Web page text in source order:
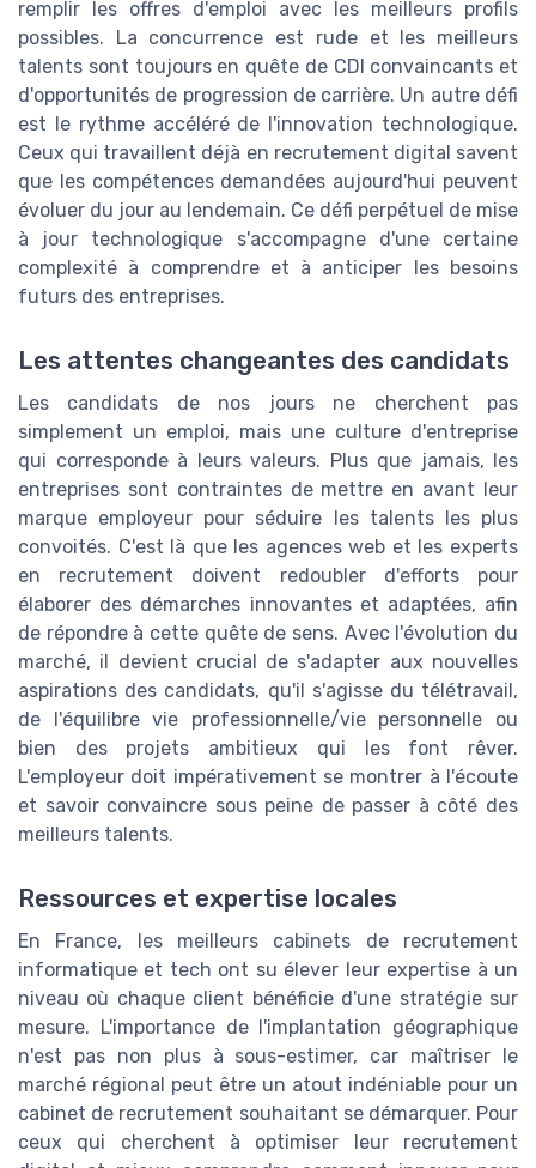
remplir les offres d'emploi avec les meilleurs profils
possibles. La concurrence est rude et les meilleurs
talents sont toujours en quête de CDI convaincants et
d'opportunités de progression de carrière. Un autre défi
est le rythme accéléré de l'innovation technologique.
Ceux qui travaillent déjà en recrutement digital savent
que les compétences demandées aujourd'hui peuvent
évoluer du jour au lendemain. Ce défi perpétuel de mise
à jour technologique s'accompagne d'une certaine
complexité à comprendre et à anticiper les besoins
futurs des entreprises.
Les attentes changeantes des candidats
Les candidats de nos jours ne cherchent pas
simplement un emploi, mais une culture d'entreprise
qui corresponde à leurs valeurs. Plus que jamais, les
entreprises sont contraintes de mettre en avant leur
marque employeur pour séduire les talents les plus
convoités. C'est là que les agences web et les experts
en recrutement doivent redoubler d'efforts pour
élaborer des démarches innovantes et adaptées, afin
de répondre à cette quête de sens. Avec l'évolution du
marché, il devient crucial de s'adapter aux nouvelles
aspirations des candidats, qu'il s'agisse du télétravail,
de l'équilibre vie professionnelle/vie personnelle ou
bien des projets ambitieux qui les font rêver.
L'employeur doit impérativement se montrer à l'écoute
et savoir convaincre sous peine de passer à côté des
meilleurs talents.
Ressources et expertise locales
En France, les meilleurs cabinets de recrutement
informatique et tech ont su élever leur expertise à un
niveau où chaque client bénéficie d'une stratégie sur
mesure. L'importance de l'implantation géographique
n'est pas non plus à sous-estimer, car maîtriser le
marché régional peut être un atout indéniable pour un
cabinet de recrutement souhaitant se démarquer. Pour
ceux qui cherchent à optimiser leur recrutement